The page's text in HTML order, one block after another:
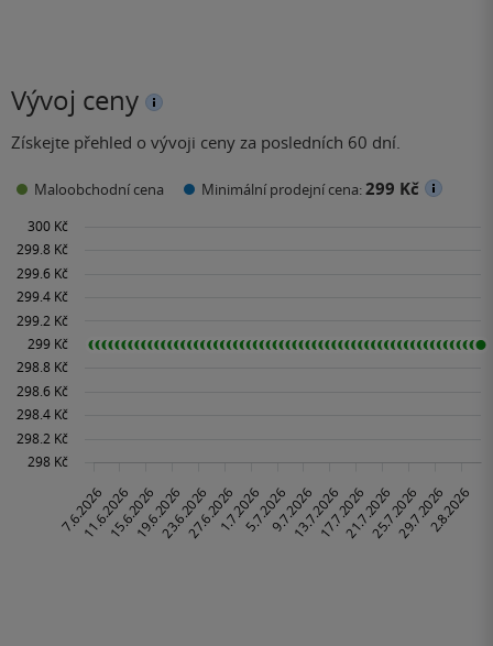
Vývoj ceny
Získejte přehled o vývoji ceny za posledních 60 dní.
Maloobchodní cena Minimální prodejní cena:299 Kč